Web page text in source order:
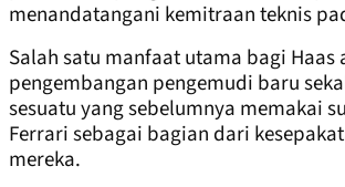
menandatangani kemitraan teknis
Salah satu manfaat utama bagi Haas
pengembangan pengemudi baru
sesuatu yang sebelumnya memakai
Ferrari sebagai bagian dari
mereka.